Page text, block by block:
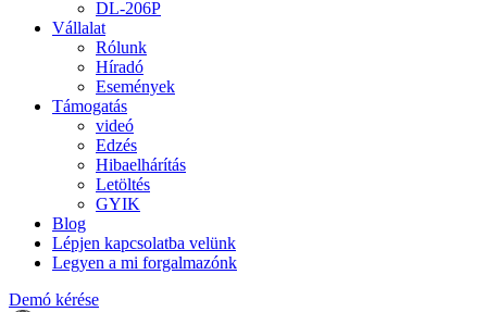
DL-206P
Vállalat
Rólunk
Híradó
Események
Támogatás
videó
Edzés
Hibaelhárítás
Letöltés
GYIK
Blog
Lépjen kapcsolatba velünk
Legyen a mi forgalmazónk
Demó kérése